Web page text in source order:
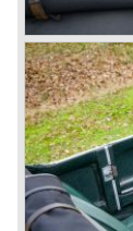
From 1933
Royce
Cricklewood
Royce
Royce took
magnificent
different
© Marc